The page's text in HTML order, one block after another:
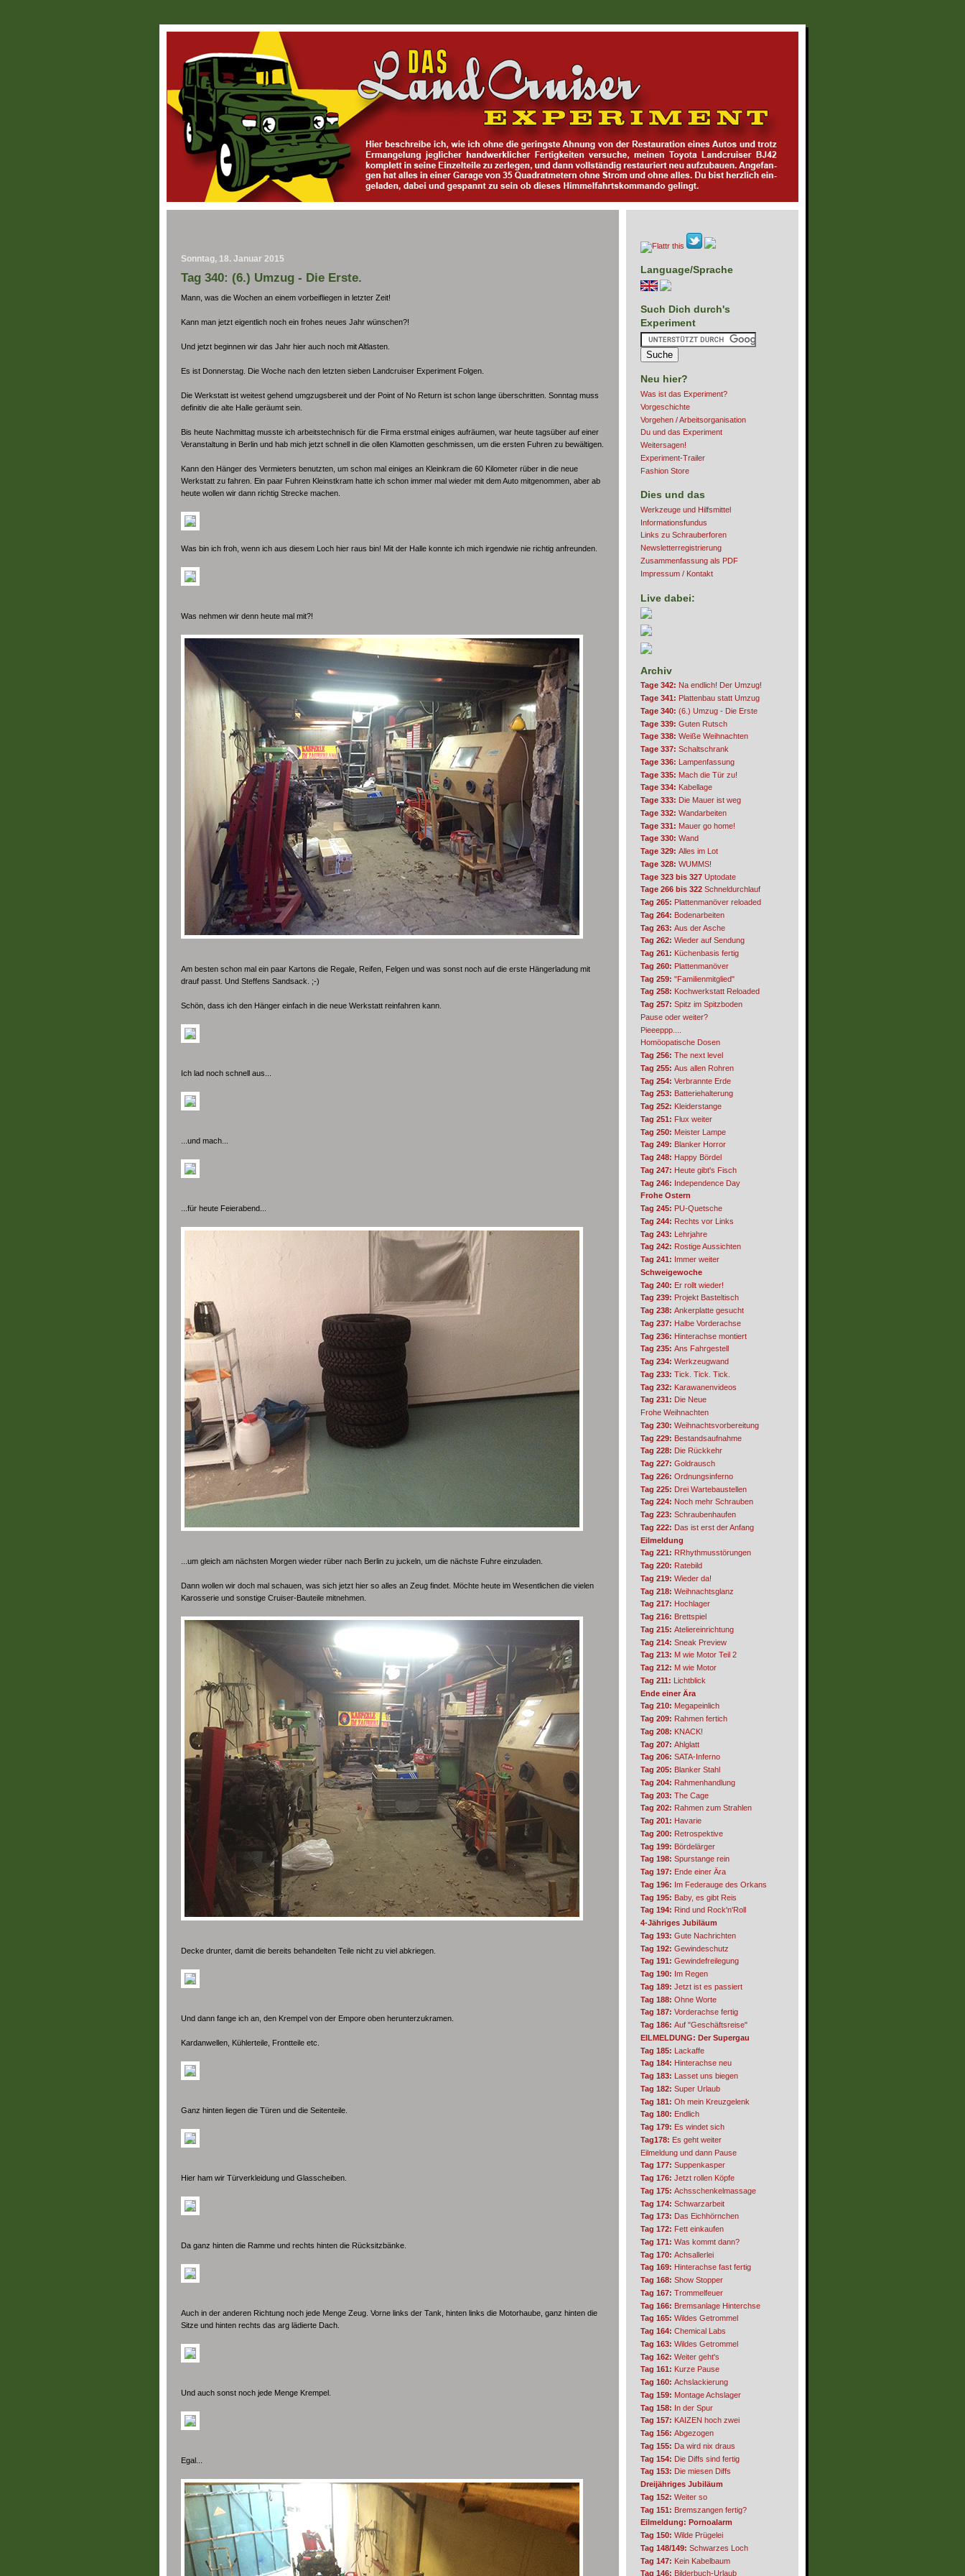
Sonntag, 18. Januar 2015
Tag 340: (6.) Umzug - Die Erste.
Mann, was die Wochen an einem vorbeifliegen in letzter Zeit!
Kann man jetzt eigentlich noch ein frohes neues Jahr wünschen?!
Und jetzt beginnen wir das Jahr hier auch noch mit Altlasten.
Es ist Donnerstag. Die Woche nach den letzten sieben Landcruiser Experiment Folgen.
Die Werkstatt ist weitest gehend umgzugsbereit und der Point of No Return ist schon lange überschritten. Sonntag muss
definitiv die alte Halle geräumt sein.
Bis heute Nachmittag musste ich arbeitstechnisch für die Firma erstmal einiges aufräumen, war heute tagsüber auf einer
Veranstaltung in Berlin und hab mich jetzt schnell in die ollen Klamotten geschmissen, um die ersten Fuhren zu bewältigen.
Kann den Hänger des Vermieters benutzten, um schon mal einiges an Kleinkram die 60 Kilometer rüber in die neue
Werkstatt zu fahren. Ein paar Fuhren Kleinstkram hatte ich schon immer mal wieder mit dem Auto mitgenommen, aber ab
heute wollen wir dann richtig Strecke machen.
Was bin ich froh, wenn ich aus diesem Loch hier raus bin! Mit der Halle konnte ich mich irgendwie nie richtig anfreunden.
Was nehmen wir denn heute mal mit?!
Am besten schon mal ein paar Kartons die Regale, Reifen, Felgen und was sonst noch auf die erste Hängerladung mit
drauf passt. Und Steffens Sandsack. ;-)
Schön, dass ich den Hänger einfach in die neue Werkstatt reinfahren kann.
Ich lad noch schnell aus...
...und mach...
...für heute Feierabend...
...um gleich am nächsten Morgen wieder rüber nach Berlin zu juckeln, um die nächste Fuhre einzuladen.
Dann wollen wir doch mal schauen, was sich jetzt hier so alles an Zeug findet. Möchte heute im Wesentlichen die vielen
Karosserie und sonstige Cruiser-Bauteile mitnehmen.
Decke drunter, damit die bereits behandelten Teile nicht zu viel abkriegen.
Und dann fange ich an, den Krempel von der Empore oben herunterzukramen.
Kardanwellen, Kühlerteile, Frontteile etc.
Ganz hinten liegen die Türen und die Seitenteile.
Hier ham wir Türverkleidung und Glasscheiben.
Da ganz hinten die Ramme und rechts hinten die Rücksitzbänke.
Auch in der anderen Richtung noch jede Menge Zeug. Vorne links der Tank, hinten links die Motorhaube, ganz hinten die
Sitze und hinten rechts das arg lädierte Dach.
Und auch sonst noch jede Menge Krempel.
Egal...
Language/Sprache
Such Dich durch's
Experiment
Neu hier?
Was ist das Experiment?
Vorgeschichte
Vorgehen / Arbeitsorganisation
Du und das Experiment
Weitersagen!
Experiment-Trailer
Fashion Store
Dies und das
Werkzeuge und Hilfsmittel
Informationsfundus
Links zu Schrauberforen
Newsletterregistrierung
Zusammenfassung als PDF
Impressum / Kontakt
Live dabei:
Archiv
Tage 342: Na endlich! Der Umzug!
Tage 341: Plattenbau statt Umzug
Tage 340: (6.) Umzug - Die Erste
Tage 339: Guten Rutsch
Tage 338: Weiße Weihnachten
Tage 337: Schaltschrank
Tage 336: Lampenfassung
Tage 335: Mach die Tür zu!
Tage 334: Kabellage
Tage 333: Die Mauer ist weg
Tage 332: Wandarbeiten
Tage 331: Mauer go home!
Tage 330: Wand
Tage 329: Alles im Lot
Tage 328: WUMMS!
Tage 323 bis 327 Uptodate
Tage 266 bis 322 Schneldurchlauf
Tag 265: Plattenmanöver reloaded
Tag 264: Bodenarbeiten
Tag 263: Aus der Asche
Tag 262: Wieder auf Sendung
Tag 261: Küchenbasis fertig
Tag 260: Plattenmanöver
Tag 259: "Familienmitglied"
Tag 258: Kochwerkstatt Reloaded
Tag 257: Spitz im Spitzboden
Pause oder weiter?
Pieeeppp....
Homöopatische Dosen
Tag 256: The next level
Tag 255: Aus allen Rohren
Tag 254: Verbrannte Erde
Tag 253: Batteriehalterung
Tag 252: Kleiderstange
Tag 251: Flux weiter
Tag 250: Meister Lampe
Tag 249: Blanker Horror
Tag 248: Happy Bördel
Tag 247: Heute gibt's Fisch
Tag 246: Independence Day
Frohe Ostern
Tag 245: PU-Quetsche
Tag 244: Rechts vor Links
Tag 243: Lehrjahre
Tag 242: Rostige Aussichten
Tag 241: Immer weiter
Schweigewoche
Tag 240: Er rollt wieder!
Tag 239: Projekt Basteltisch
Tag 238: Ankerplatte gesucht
Tag 237: Halbe Vorderachse
Tag 236: Hinterachse montiert
Tag 235: Ans Fahrgestell
Tag 234: Werkzeugwand
Tag 233: Tick. Tick. Tick.
Tag 232: Karawanenvideos
Tag 231: Die Neue
Frohe Weihnachten
Tag 230: Weihnachtsvorbereitung
Tag 229: Bestandsaufnahme
Tag 228: Die Rückkehr
Tag 227: Goldrausch
Tag 226: Ordnungsinferno
Tag 225: Drei Wartebaustellen
Tag 224: Noch mehr Schrauben
Tag 223: Schraubenhaufen
Tag 222: Das ist erst der Anfang
Eilmeldung
Tag 221: RRhythmusstörungen
Tag 220: Ratebild
Tag 219: Wieder da!
Tag 218: Weihnachtsglanz
Tag 217: Hochlager
Tag 216: Brettspiel
Tag 215: Ateliereinrichtung
Tag 214: Sneak Preview
Tag 213: M wie Motor Teil 2
Tag 212: M wie Motor
Tag 211: Lichtblick
Ende einer Ära
Tag 210: Megapeinlich
Tag 209: Rahmen fertich
Tag 208: KNACK!
Tag 207: Ahlglatt
Tag 206: SATA-Inferno
Tag 205: Blanker Stahl
Tag 204: Rahmenhandlung
Tag 203: The Cage
Tag 202: Rahmen zum Strahlen
Tag 201: Havarie
Tag 200: Retrospektive
Tag 199: Bördelärger
Tag 198: Spurstange rein
Tag 197: Ende einer Ära
Tag 196: Im Federauge des Orkans
Tag 195: Baby, es gibt Reis
Tag 194: Rind und Rock'n'Roll
4-Jähriges Jubiläum
Tag 193: Gute Nachrichten
Tag 192: Gewindeschutz
Tag 191: Gewindefreilegung
Tag 190: Im Regen
Tag 189: Jetzt ist es passiert
Tag 188: Ohne Worte
Tag 187: Vorderachse fertig
Tag 186: Auf "Geschäftsreise"
EILMELDUNG: Der Supergau
Tag 185: Lackaffe
Tag 184: Hinterachse neu
Tag 183: Lasset uns biegen
Tag 182: Super Urlaub
Tag 181: Oh mein Kreuzgelenk
Tag 180: Endlich
Tag 179: Es windet sich
Tag178: Es geht weiter
Eilmeldung und dann Pause
Tag 177: Suppenkasper
Tag 176: Jetzt rollen Köpfe
Tag 175: Achsschenkelmassage
Tag 174: Schwarzarbeit
Tag 173: Das Eichhörnchen
Tag 172: Fett einkaufen
Tag 171: Was kommt dann?
Tag 170: Achsallerlei
Tag 169: Hinterachse fast fertig
Tag 168: Show Stopper
Tag 167: Trommelfeuer
Tag 166: Bremsanlage Hinterchse
Tag 165: Wildes Getrommel
Tag 164: Chemical Labs
Tag 163: Wildes Getrommel
Tag 162: Weiter geht's
Tag 161: Kurze Pause
Tag 160: Achslackierung
Tag 159: Montage Achslager
Tag 158: In der Spur
Tag 157: KAIZEN hoch zwei
Tag 156: Abgezogen
Tag 155: Da wird nix draus
Tag 154: Die Diffs sind fertig
Tag 153: Die miesen Diffs
Dreijähriges Jubiläum
Tag 152: Weiter so
Tag 151: Bremszangen fertig?
Eilmeldung: Pornoalarm
Tag 150: Wilde Prügelei
Tag 148/149: Schwarzes Loch
Tag 147: Kein Kabelbaum
Tag 146: Bilderbuch-Urlaub